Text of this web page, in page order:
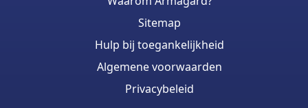
Sitemap
Hulp bij toegankelijkheid
Algemene voorwaarden
Privacybeleid